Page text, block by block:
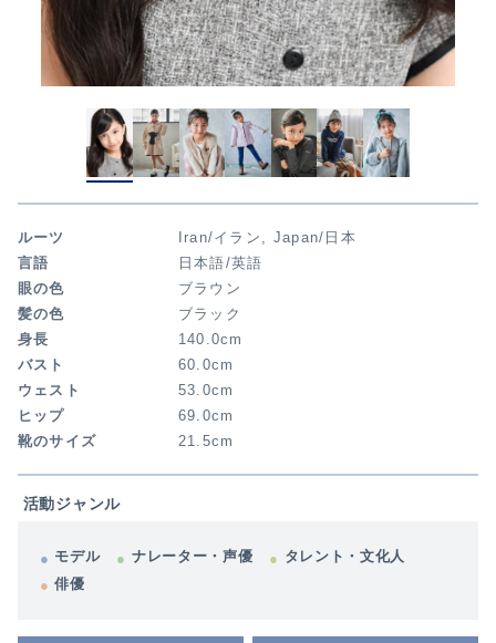
ルーツ
Iran/イラン, Japan/日本
言語
日本語/英語
眼の色
ブラウン
髪の色
ブラック
身長
140.0cm
バスト
60.0cm
ウェスト
53.0cm
ヒップ
69.0cm
靴のサイズ
21.5cm
活動ジャンル
モデル
俳優
タレント・文化人
ナレーター・声優